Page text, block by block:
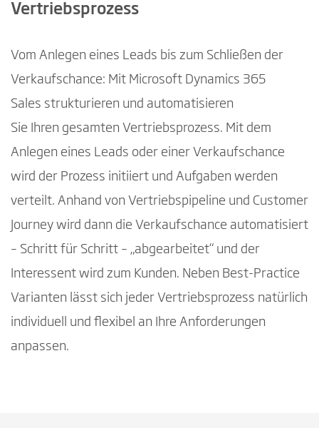
Vertriebsprozess
Vom Anlegen eines Leads bis zum Schließen der
Verkaufschance: Mit Microsoft Dynamics 365
Sales strukturieren und automatisieren
Sie Ihren gesamten Vertriebsprozess. Mit dem
Anlegen eines Leads oder einer Verkaufschance
wird der Prozess initiiert und Aufgaben werden
verteilt. Anhand von Vertriebspipeline und Customer
Journey wird dann die Verkaufschance automatisiert
– Schritt für Schritt – „abgearbeitet“ und der
Interessent wird zum Kunden. Neben Best-Practice
Varianten lässt sich jeder Vertriebsprozess natürlich
individuell und flexibel an Ihre Anforderungen
anpassen.